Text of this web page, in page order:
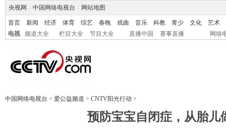
央视网 中国网络电视台 网站地图
首页 新闻 经济 体育 综艺 春晚 戏曲 音乐 科教 青少 文化
艺术
电视
频道大全 栏目大全 节目大全 直播中国 赛事直播 网络
中国网络电视台 > 爱公益频道 > CNTV阳光行动 >
预防宝宝自闭症，从胎儿